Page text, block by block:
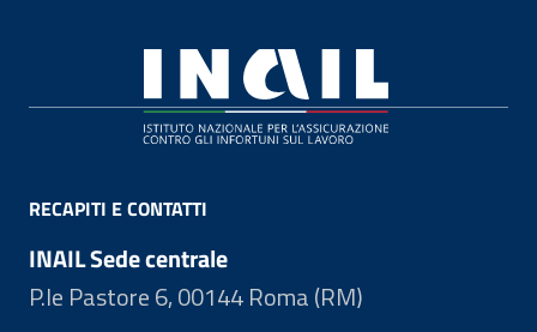
RECAPITI E CONTATTI
INAIL Sede centrale
P.le Pastore 6, 00144 Roma (RM)